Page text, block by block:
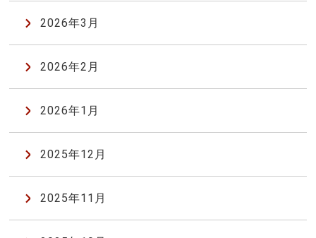
2026年3月
2026年2月
2026年1月
2025年12月
2025年11月